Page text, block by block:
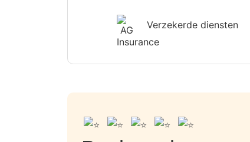
Verzekerde diensten